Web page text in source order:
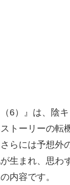
6）』は、陰
トーリーの
らには予想外
生まれ、思わ
内容です。